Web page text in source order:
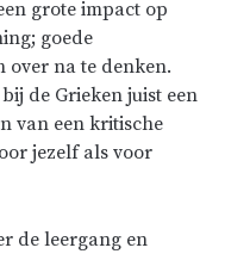
grote impact op
goede
over na te denken.
de Grieken juist een
van een kritische
jezelf als voor
de leergang en